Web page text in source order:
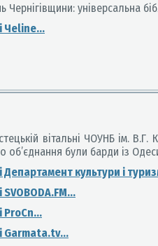
Чернігівщини: універсальна
Чеline...
вітальні ЧОУНБ ім. В.Г.
об’єднання були барди із
Департамент культури і
ProCn...
Garmata.tv...